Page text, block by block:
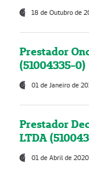
18 de Outubro de
Prestador
(51004335-0)
01 de Janeiro de
Prestador
LTDA
01 de Abril de 2020